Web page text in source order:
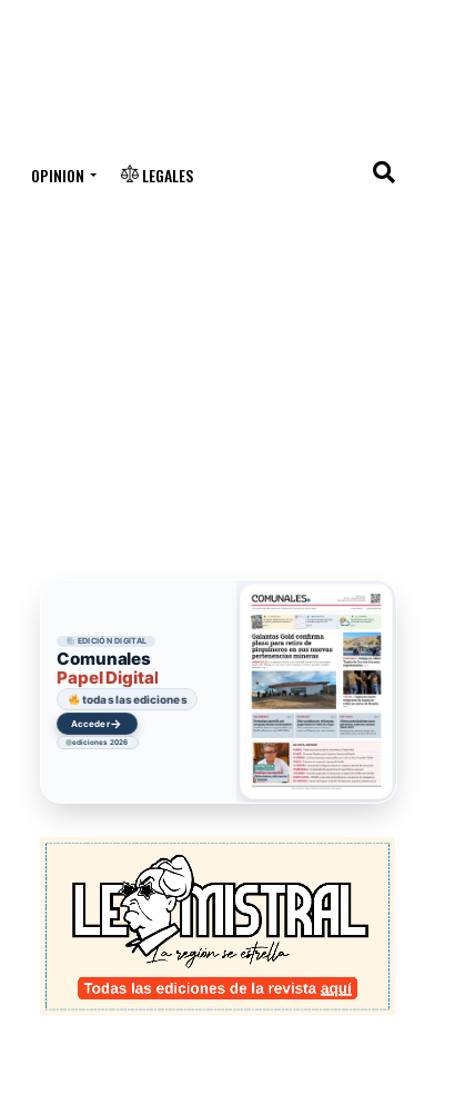
OPINION LEGALES
EDICIÓN DIGITAL
Comunales
Papel Digital
todas las ediciones
Acceder→
ediciones 2026